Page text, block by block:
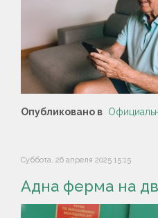
Опубликовано в
Суббота, 26 апреля 2025 15:15
Адна ферма на